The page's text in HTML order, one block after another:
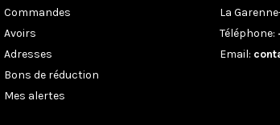
Commandes
Avoirs
Adresses
Bons de réduction
Mes alertes
La
Téléphone:
Email: